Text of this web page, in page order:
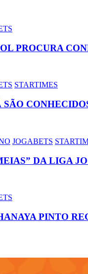
PROCURA
STARTIMES
JOGABETS
DA LIGA
PINTO